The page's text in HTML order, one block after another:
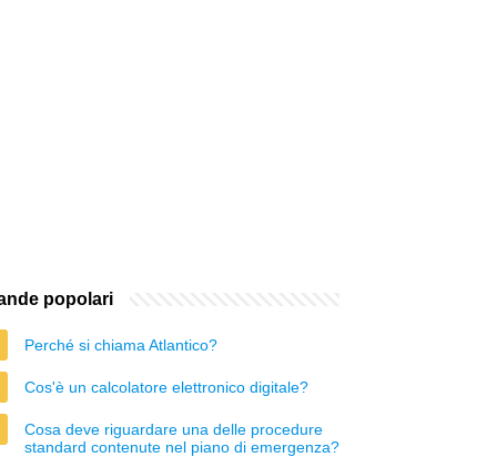
popolari
Perché si chiama Atlantico?
Cos'è un calcolatore elettronico digitale?
Cosa deve riguardare una delle procedure
standard contenute nel piano di emergenza?